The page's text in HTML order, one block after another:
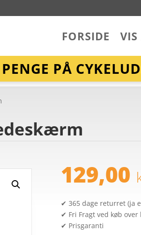
FORSIDE VIS
PÅ
129,00
✔ 365 dage returret (ja
✔ Fri Fragt ved køb over
✔ Prisgaranti